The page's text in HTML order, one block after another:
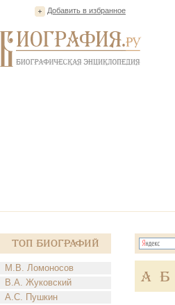
Добавить в избранное
Топ Биографий
М.В. Ломоносов
В.А. Жуковский
А.С. Пушкин
А Б